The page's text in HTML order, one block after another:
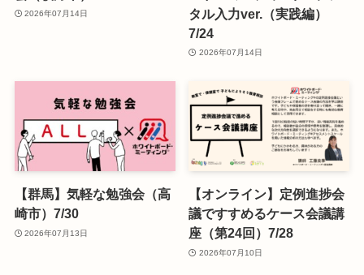
2026年07月14日
タル入力ver.（実践編）
7/24
2026年07月14日
【群馬】気軽な勉強会（高
崎市）7/30
2026年07月13日
【オンライン】定例進捗会
議ですすめるケース会議講
座（第24回）7/28
2026年07月10日